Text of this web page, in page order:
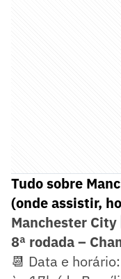
Tudo sobre
(onde assistir,
Manchester
8ª rodada –
📆 Data e